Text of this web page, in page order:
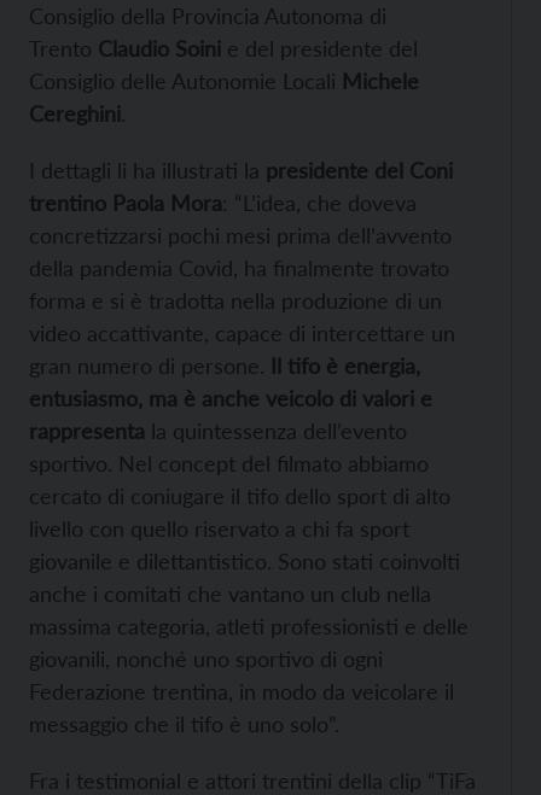
Consiglio della Provincia Autonoma di
Trento Claudio Soini e del presidente del
Consiglio delle Autonomie Locali Michele
Cereghini.
I dettagli li ha illustrati la presidente del Coni
trentino Paola Mora: “L’idea, che doveva
concretizzarsi pochi mesi prima dell’avvento
della pandemia Covid, ha finalmente trovato
forma e si è tradotta nella produzione di un
video accattivante, capace di intercettare un
gran numero di persone. Il tifo è energia,
entusiasmo, ma è anche veicolo di valori e
rappresenta la quintessenza dell’evento
sportivo. Nel concept del filmato abbiamo
cercato di coniugare il tifo dello sport di alto
livello con quello riservato a chi fa sport
giovanile e dilettantistico. Sono stati coinvolti
anche i comitati che vantano un club nella
massima categoria, atleti professionisti e delle
giovanili, nonché uno sportivo di ogni
Federazione trentina, in modo da veicolare il
messaggio che il tifo è uno solo”.
Fra i testimonial e attori trentini della clip “TiFa